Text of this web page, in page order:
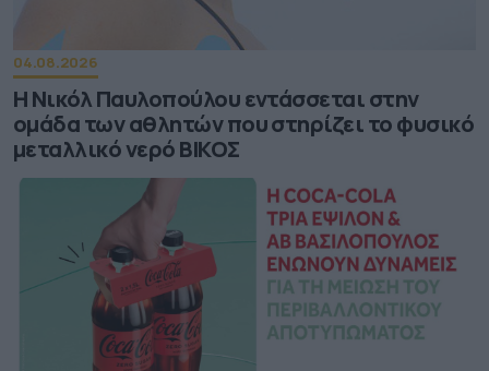
04.08.2026
Η Νικόλ Παυλοπούλου εντάσσεται στην
ομάδα των αθλητών που στηρίζει το φυσικό
μεταλλικό νερό ΒΙΚΟΣ